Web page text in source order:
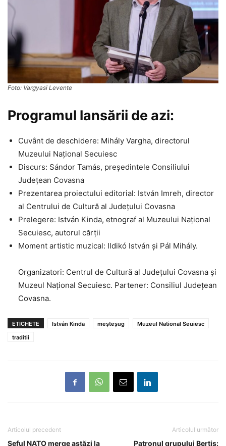
Foto: Vargyasi Levente
Programul lansării de azi:
Cuvânt de deschidere: Mihály Vargha, directorul
Muzeului Național Secuiesc
Discurs: Sándor Tamás, președintele Consiliului
Județean Covasna
Prezentarea proiectului editorial: István Imreh, director
al Centrului de Cultură al Județului Covasna
Prelegere: István Kinda, etnograf al Muzeului Național
Secuiesc, autorul cărții
Moment artistic muzical: Ildikó István și Pál Mihály.
Organizatori: Centrul de Cultură al Județului Covasna și
Muzeul Național Secuiesc. Partener: Consiliul Județean
Covasna.
ETICHETE István Kinda meșteșug
Muzeul National Seuiesc
traditii
Articolul precedent
Șeful NATO merge astăzi la
Articolul următor
Patronul grupului Bertis: